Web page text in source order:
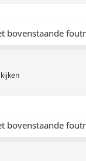
bovenstaande
bovenstaande